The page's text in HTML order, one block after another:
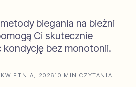
biegania na bieżni
Ci skutecznie
bez monotonii.
202610 MIN CZYTANIA